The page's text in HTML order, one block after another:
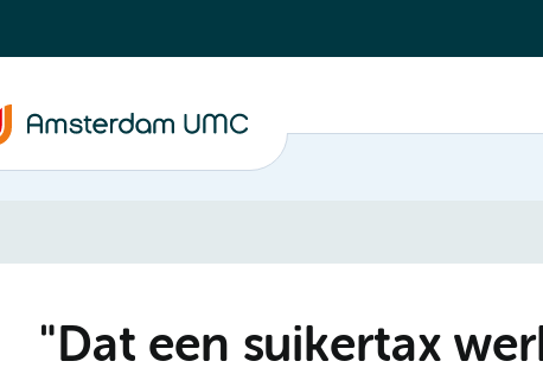
"Dat een suikertax